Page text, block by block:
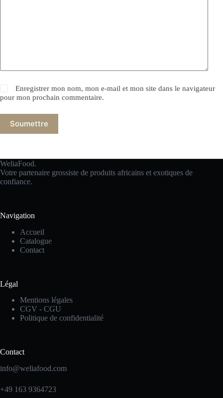
Enregistrer mon nom, mon e-mail et mon site dans le navigateur
pour mon prochain commentaire.
Soumettre
WeliaFood.
Votre partenaire grossiste de produits africains et exotiques de
confiance.
Navigation
Accueil
Catalogue
Contact
Légal
Mentions légales
CGV - CGU
Politique de confidentialité
Contact
info@weliafood.com
+49 163 9364723